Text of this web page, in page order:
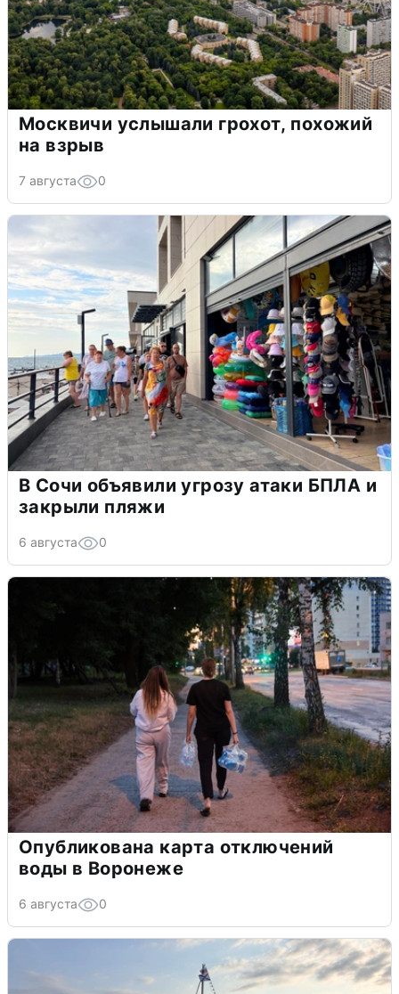
Москвичи услышали грохот, похожий
на взрыв
7 августа 0
В Сочи объявили угрозу атаки БПЛА и
закрыли пляжи
6 августа 0
Опубликована карта отключений
воды в Воронеже
6 августа 0